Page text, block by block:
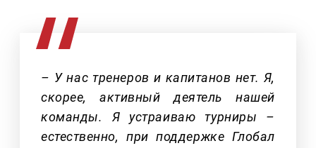
– У нас тренеров и капитанов нет. Я,
скорее, активный деятель нашей
команды. Я устраиваю турниры –
естественно, при поддержке Глобал